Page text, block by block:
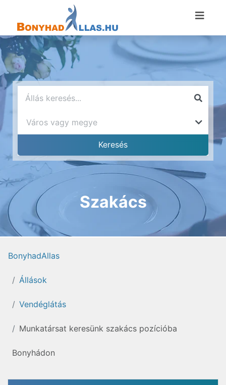
Szakács
BonyhadAllas
Állások
Vendéglátás
Munkatársat keresünk szakács pozícióba
Bonyhádon